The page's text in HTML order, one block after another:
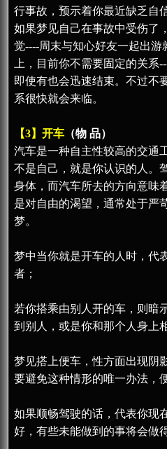
行事故，预示着你最近缺乏自
如果梦见自己在事故中受伤了
觉----周末与知心好友一起出
上，目前你不需要固定的关系
即使有也会迅速结束。不过不
系很快就会来临。
【3】开车 （物 品）
汽车是一种自主性较高的交通
不是自己，就是你认识的人。
身体，而汽车所去的方向意味
是对自由的渴望，通常处于严
梦。
梦中当你就是开车的人时，代
者；
若你搭乘由别人开的车，则暗
到别人，或是你和那个人身上
梦见搭上便车，性方面出现阴
要避免这种情形的唯一办法，
如果顺畅驾驶的话，代表你现
好，有些未能做到的事将会做